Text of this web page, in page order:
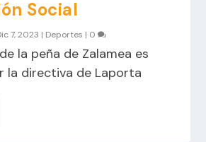
Social
7, 2023 | Deportes | 0
la peña de Zalamea es
la directiva de Laporta